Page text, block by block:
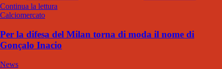
Continua la lettura
Calciomercato
Per la difesa del Milan torna di moda il nome di
Gonçalo Inacio
News